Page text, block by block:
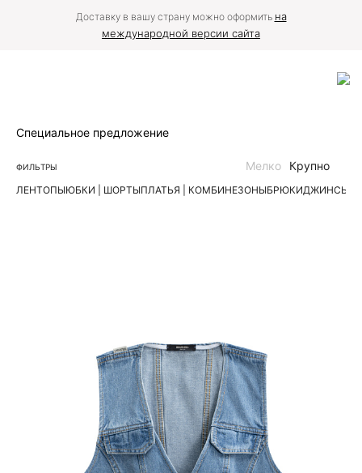
Доставку в вашу страну можно оформить на
международной версии сайта
Специальное предложение
ФИЛЬТРЫ
ЛЕНТОПЫЮБКИ | ШОРТЫПЛАТЬЯ | КОМБИНЕЗОНЫБРЮКИДЖИНСЫ
Мелко Крупно